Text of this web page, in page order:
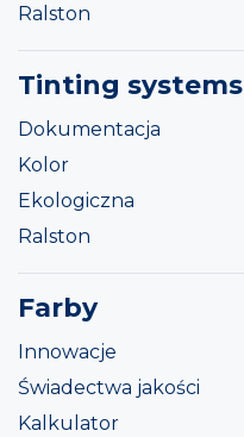
Ralston
Tinting systems
Dokumentacja
Kolor
Ekologiczna
Ralston
Farby
Innowacje
Świadectwa jakości
Kalkulator